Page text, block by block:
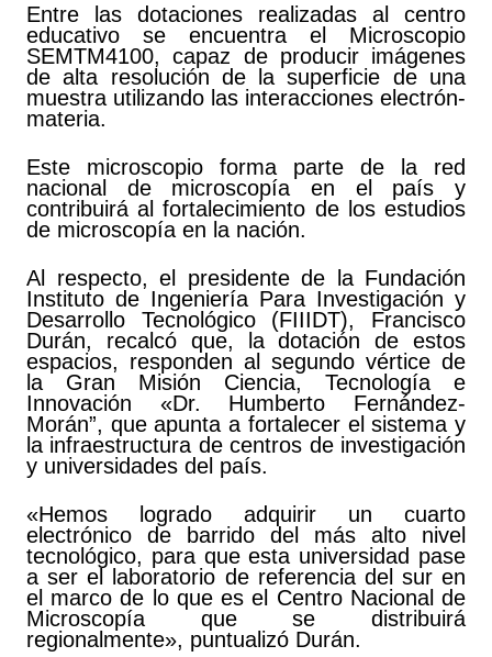
Entre las dotaciones realizadas al centro
educativo se encuentra el Microscopio
SEMTM4100, capaz de producir imágenes
de alta resolución de la superficie de una
muestra utilizando las interacciones electrón-
materia.
Este microscopio forma parte de la red
nacional de microscopía en el país y
contribuirá al fortalecimiento de los estudios
de microscopía en la nación.
Al respecto, el presidente de la Fundación
Instituto de Ingeniería Para Investigación y
Desarrollo Tecnológico (FIIIDT), Francisco
Durán, recalcó que, la dotación de estos
espacios, responden al segundo vértice de
la Gran Misión Ciencia, Tecnología e
Innovación «Dr. Humberto Fernández-
Morán”, que apunta a fortalecer el sistema y
la infraestructura de centros de investigación
y universidades del país.
«Hemos logrado adquirir un cuarto
electrónico de barrido del más alto nivel
tecnológico, para que esta universidad pase
a ser el laboratorio de referencia del sur en
el marco de lo que es el Centro Nacional de
Microscopía que se distribuirá
regionalmente», puntualizó Durán.